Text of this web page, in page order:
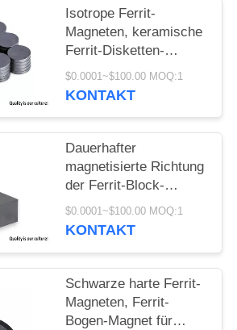
Isotrope Ferrit-
Magneten, keramische
Ferrit-Disketten-
Magneten für Sprecher
$0.0001~$100.00 MOQ:1
KONTAKT
Dauerhafter
magnetisierte Richtung
der Ferrit-Block-
Magnet-Y30 C8
Radialstrahl
$0.0001~$100.00 MOQ:1
KONTAKT
Schwarze harte Ferrit-
Magneten, Ferrit-
Bogen-Magnet für